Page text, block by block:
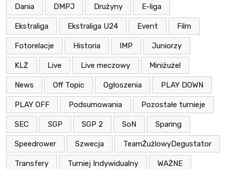
Dania DMPJ Drużyny E-liga
Ekstraliga Ekstraliga U24 Event Film
Fotorelacje Historia IMP Juniorzy
KLŻ Live Live meczowy Miniżużel
News Off Topic Ogłoszenia PLAY DOWN
PLAY OFF Podsumowania Pozostałe turnieje
SEC SGP SGP 2 SoN Sparing
Speedrower Szwecja TeamŻużlowyDegustator
Transfery Turniej Indywidualny WAŻNE